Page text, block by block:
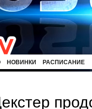
НОВИНКИ РАСПИСАНИЕ